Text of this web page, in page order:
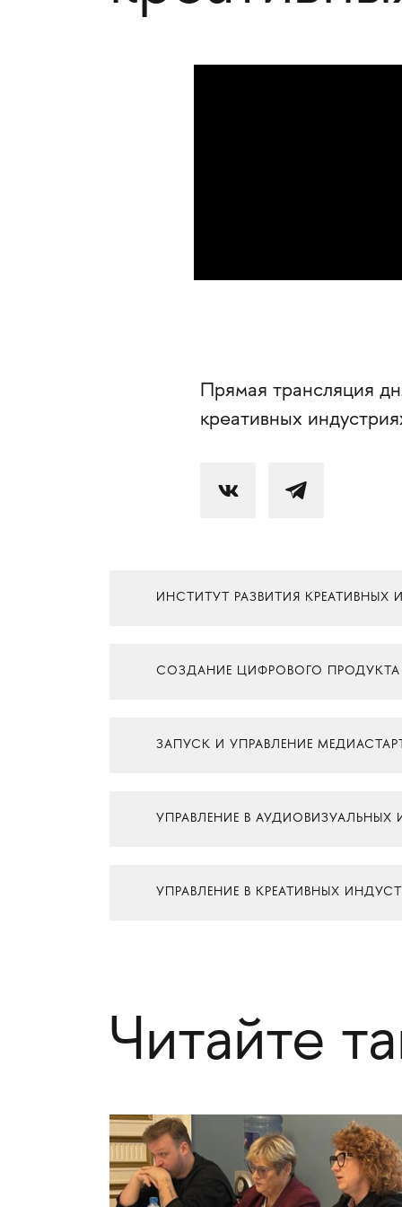
Прямая трансляция
креативных
ИНСТИТУТ РАЗВИТИЯ КРЕАТИВНЫХ
СОЗДАНИЕ ЦИФРОВОГО
ЗАПУСК И УПРАВЛЕНИЕ
УПРАВЛЕНИЕ В АУДИОВИЗУАЛЬНЫХ
УПРАВЛЕНИЕ В КРЕАТИВНЫХ
Читайте